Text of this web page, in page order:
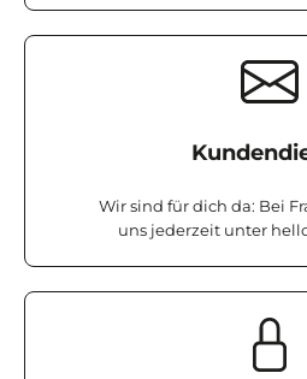
Wir sind für dich da: Bei
uns jederzeit unter